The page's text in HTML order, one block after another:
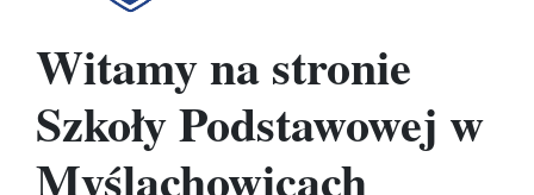
Witamy na stronie
Szkoły Podstawowej w
Myślachowicach